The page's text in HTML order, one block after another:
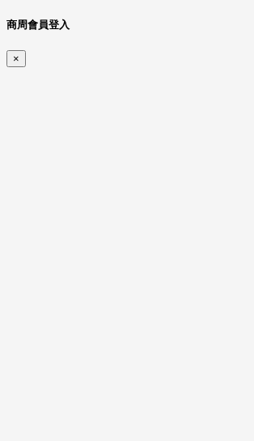
商周會員登入
×